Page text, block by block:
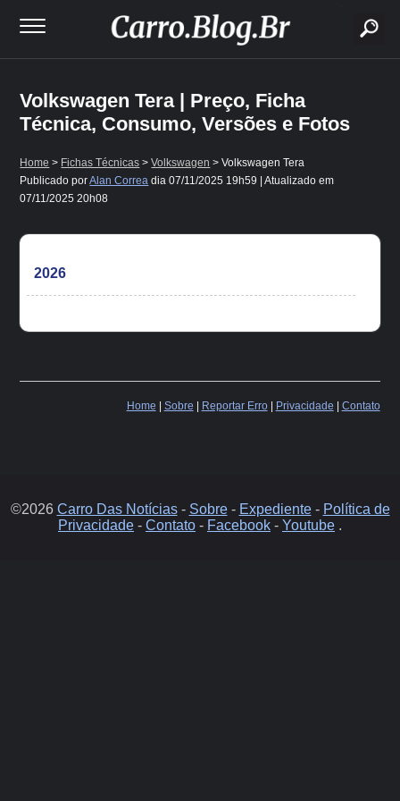
Volkswagen Tera | Preço, Ficha
Técnica, Consumo, Versões e Fotos
Home > Fichas Técnicas >Volkswagen > Volkswagen Tera
Publicado porAlan Correa dia07/11/2025 19h59
| Atualizado em
07/11/2025 20h08
2026
Home Sobre Reportar Erro| Privacidade Contato
©2026 Carro Das Notícias- Sobre- Expediente- Política de
Privacidade - Contato - Facebook - Youtube .